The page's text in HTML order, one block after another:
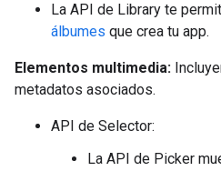
La API de Library te
álbumes que crea tu app.
Elementos multimedia:
metadatos asociados.
API de Selector:
La API de Picker